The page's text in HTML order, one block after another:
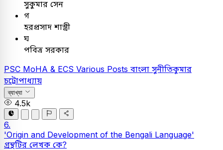
সুকুমার সেন
গ
হরপ্রসাদ শাস্ত্রী
ঘ
পবিত্র সরকার
PSC MoHA & ECS Various Posts বাংলা সুনীতিকুমার
চট্টোপাধ্যায়
ব্যাখ্যা
4.5k
6.
'Origin and Development of the Bengali Language'
গ্রন্থটির লেখক কে?